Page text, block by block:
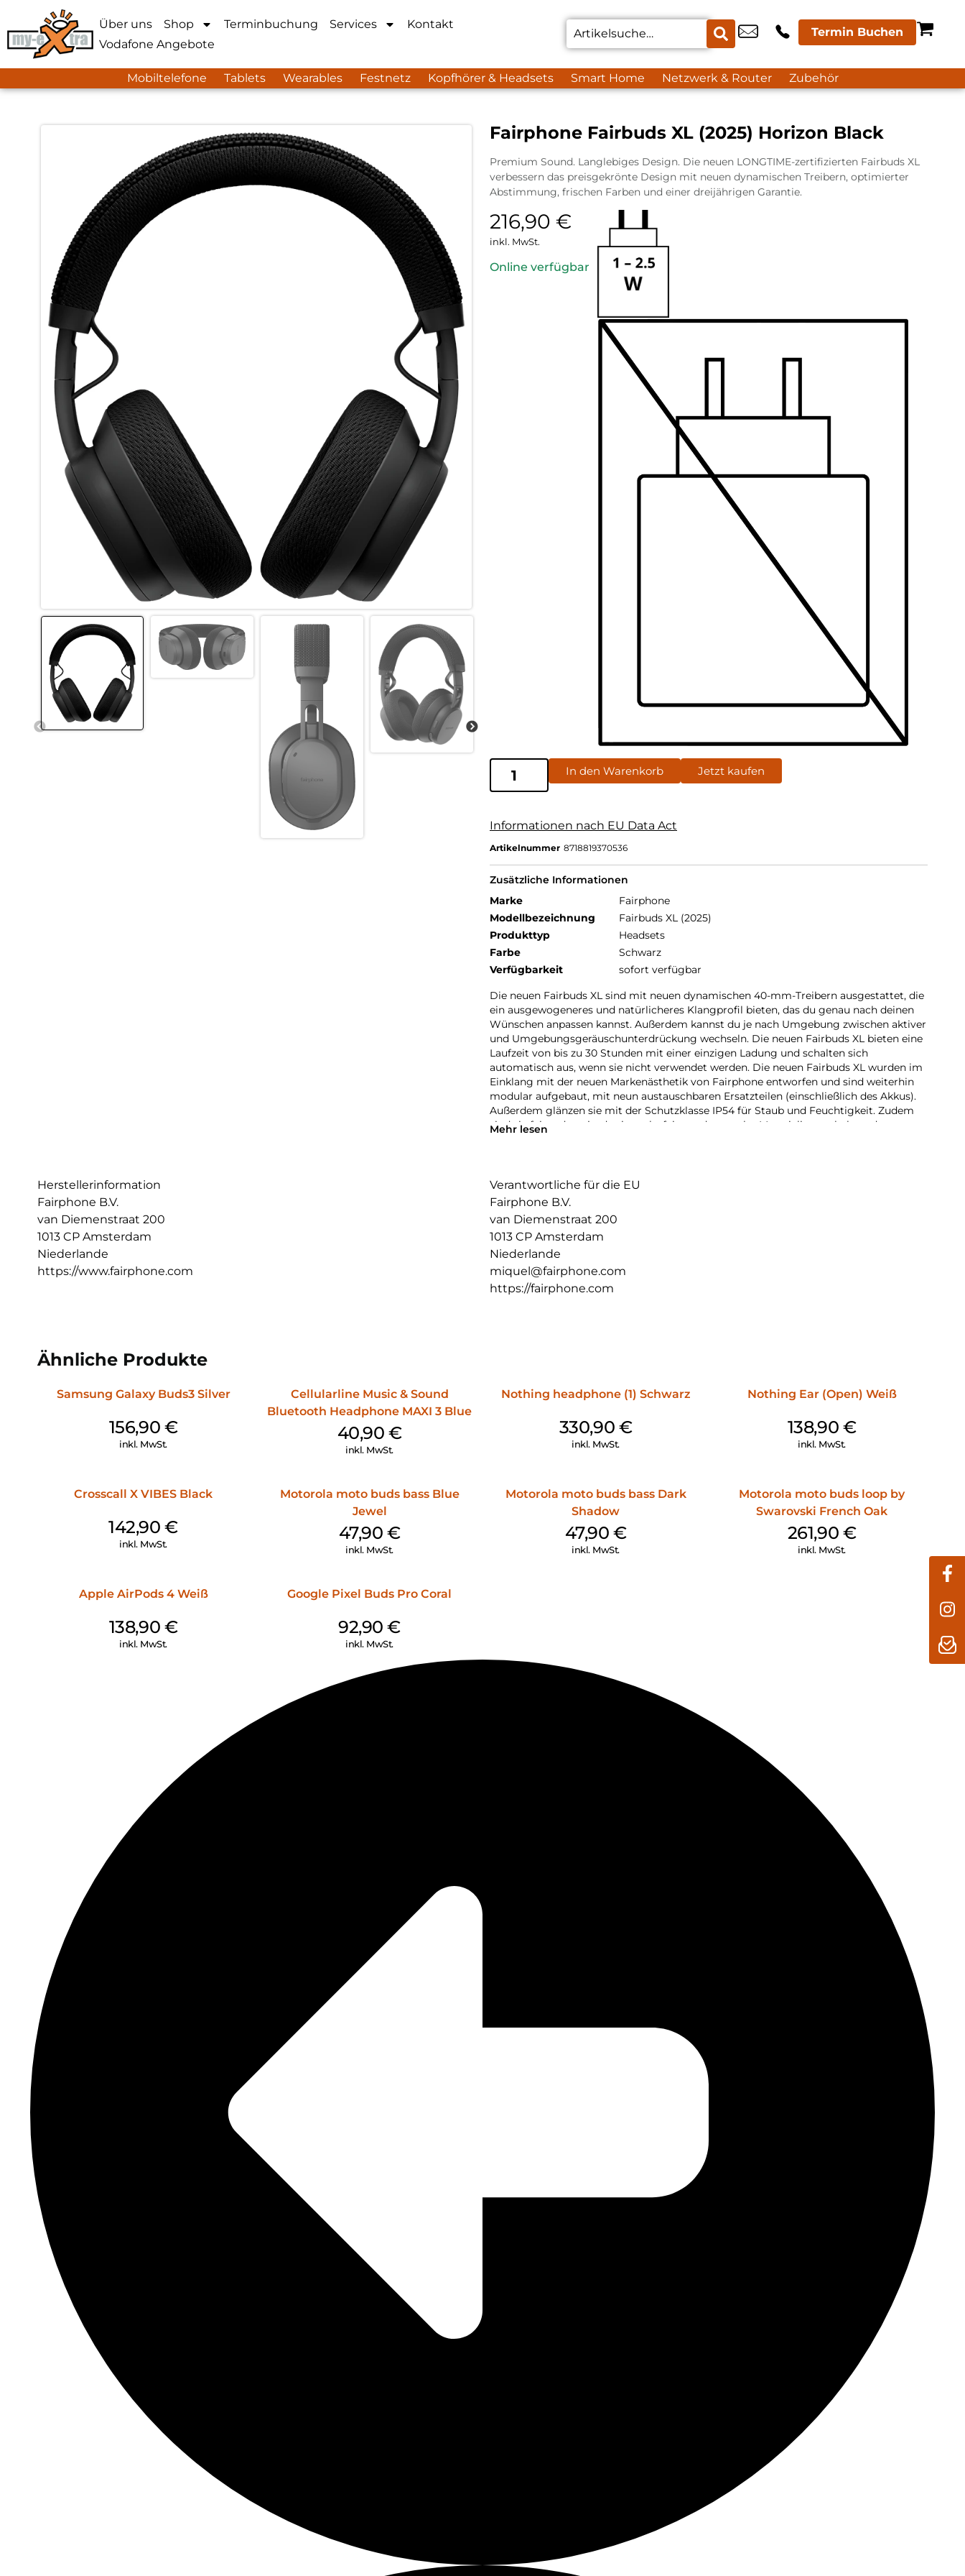
Über uns Shop Terminbuchung Services
Kontakt
Vodafone Angebote
Termin Buchen
Mobiltelefone Tablets Wearables Festnetz Kopfhörer & Headsets Smart Home Netzwerk & Router Zubehör
Fairphone Fairbuds XL (2025) Horizon Black
Premium Sound. Langlebiges Design. Die neuen LONGTIME-zertifizierten Fairbuds XL
verbessern das preisgekrönte Design mit neuen dynamischen Treibern, optimierter
Abstimmung, frischen Farben und einer dreijährigen Garantie.
216,90 €
inkl. MwSt.
Online verfügbar
In den Warenkorb Jetzt kaufen
Informationen nach EU Data Act
Artikelnummer 8718819370536
Zusätzliche Informationen
Marke
Fairphone
Modellbezeichnung
Fairbuds XL (2025)
Produkttyp
Headsets
Farbe
Schwarz
Verfügbarkeit
sofort verfügbar
Die neuen Fairbuds XL sind mit neuen dynamischen 40-mm-Treibern ausgestattet, die
ein ausgewogeneres und natürlicheres Klangprofil bieten, das du genau nach deinen
Wünschen anpassen kannst. Außerdem kannst du je nach Umgebung zwischen aktiver
und Umgebungsgeräuschunterdrückung wechseln. Die neuen Fairbuds XL bieten eine
Laufzeit von bis zu 30 Stunden mit einer einzigen Ladung und schalten sich
automatisch aus, wenn sie nicht verwendet werden. Die neuen Fairbuds XL wurden im
Einklang mit der neuen Markenästhetik von Fairphone entworfen und sind weiterhin
modular aufgebaut, mit neun austauschbaren Ersatzteilen (einschließlich des Akkus).
Außerdem glänzen sie mit der Schutzklasse IP54 für Staub und Feuchtigkeit. Zudem
sind sie fairer denn je, da sie mehr faire und recycelte Materialien enthalten, darunter
Farben erhältlich und bieten eine dreijährige Garantie für zusätzliche Sicherheit. Hol dir
die neuen Fairbuds XL. Erstklassiger Klang und langlebiges Design.
Mehr lesen
Herstellerinformation
Fairphone B.V.
van Diemenstraat 200
1013 CP Amsterdam
Niederlande
https://www.fairphone.com
Verantwortliche für die EU
Fairphone B.V.
van Diemenstraat 200
1013 CP Amsterdam
Niederlande
miquel@fairphone.com
https://fairphone.com
Ähnliche Produkte
Samsung Galaxy Buds3 Silver
156,90 €
inkl. MwSt.
Cellularline Music & Sound
Bluetooth Headphone MAXI 3 Blue
40,90 €
inkl. MwSt.
Nothing headphone (1) Schwarz
330,90 €
inkl. MwSt.
Nothing Ear (Open) Weiß
138,90 €
inkl. MwSt.
Crosscall X VIBES Black
142,90€
inkl. MwSt.
Motorola moto buds bass Blue
Jewel
47,90 €
inkl. MwSt.
Motorola moto buds bass Dark
Shadow
47,90 €
inkl. MwSt.
Motorola moto buds loop by
Swarovski French Oak
261,90 €
inkl. MwSt.
Apple AirPods 4 Weiß
138,90 €
inkl. MwSt.
Google Pixel Buds Pro Coral
92,90€
inkl. MwSt.